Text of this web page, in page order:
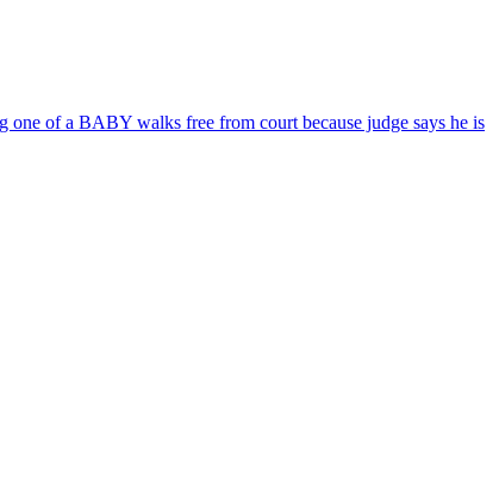
one of a BABY walks free from court because judge says he is